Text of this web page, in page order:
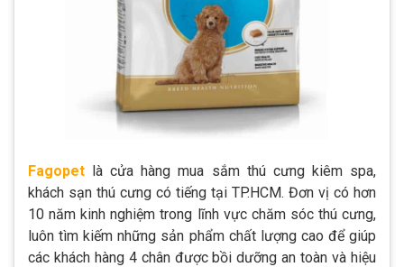
Fagopet là cửa hàng mua sắm thú cưng kiêm spa,
khách sạn thú cưng có tiếng tại TP.HCM. Đơn vị có hơn
10 năm kinh nghiệm trong lĩnh vực chăm sóc thú cưng,
luôn tìm kiếm những sản phẩm chất lượng cao để giúp
các khách hàng 4 chân được bồi dưỡng an toàn và hiệu